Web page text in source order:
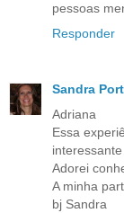
pessoas
Responder
Sandra
Adriana
Essa
Adorei
A minha
bj Sandra